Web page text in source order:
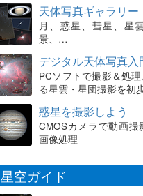
天体写真ギャラリー
月、惑星、彗星、星
景、…
デジタル天体写真入
PCソフトで撮影＆処
る星雲・星団撮影を初
惑星を撮影しよう
CMOSカメラで動画
画像処理
星空ガイド